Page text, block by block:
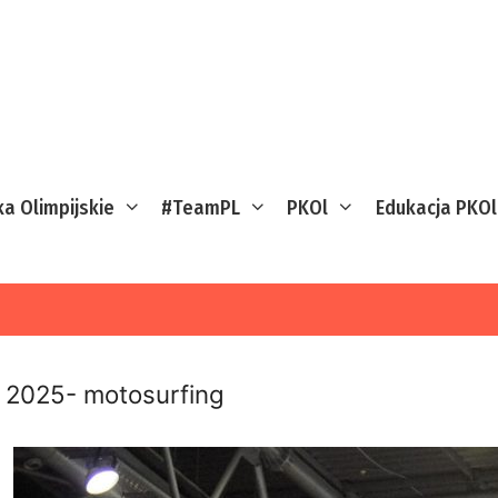
Olimpijskie #TeamPL PKOl Edukacja PKOl
2025- motosurfing